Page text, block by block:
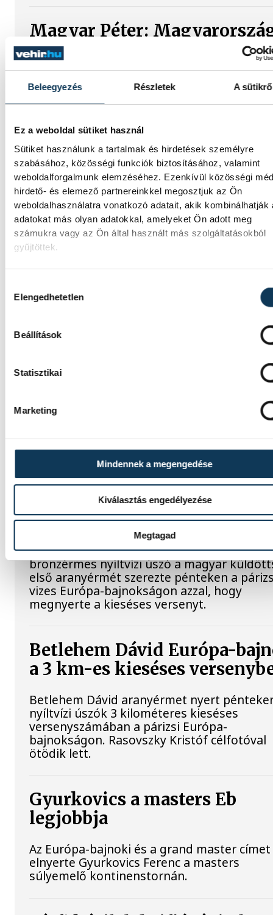
Beleegyezés Részletek A
Ez a weboldal sütiket használ
Sütiket használunk a tartalmak és hirdetések személyre
szabásához, közösségi funkciók biztosításához, valamint
weboldalforgalmunk elemzéséhez. Ezenkívül közösségi
hirdető- és elemező partnereinkkel megosztjuk az Ön
weboldalhasználatra vonatkozó adatait, akik kombinálhatják
adatokat más olyan adatokkal, amelyeket Ön adott meg
számukra vagy az Ön által használt más szolgáltatásokból
gyűjtöttek.
Elengedhetetlen
Beállítások
Statisztikai
Marketing
Mindennek a megengedése
Kiválasztás engedélyezése
Megtagad
Magyar Péter:
energiaellátása stabil
Jelenleg stabil Magyarország
paksi erőmű munkatársai azon dolgoznak,
hogy az utolsó még termelő turbina
miniszterelnök a paksi erőműnél tett keddi
látogatása során.
Játék közben fedezik fel a
tudomány világát a
gyerekek
Tinker Labsben. Videónkban Balassa
a központ vezetője mutatja be, hogyan
megismerését.
SPORT
Betlehem Dávid: szeretem,
amit csinálok
Betlehem Dávid azt mondta, kiváló
érzi magát, a sikere kulcsának pedig azt
hogy szereti, amit csinál. Az olimpiai
bronzérmes nyíltvízi úszó a magyar
első aranyérmét szerezte pénteken a
vizes Európa-bajnokságon azzal, hogy
megnyerte a kieséses versenyt.
Betlehem Dávid Európa-
a 3 km-es kieséses
Betlehem Dávid aranyérmet nyert
nyíltvízi úszók 3 kilométeres kieséses
versenyszámában a párizsi Európa-
bajnokságon. Rasovszky Kristóf célfotóval
ötödik lett.
Gyurkovics a masters Eb
legjobbja
Az Európa-bajnoki és a grand master
elnyerte Gyurkovics Ferenc a masters
súlyemelő kontinenstornán.